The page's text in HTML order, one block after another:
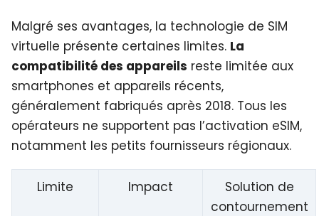
Malgré ses avantages, la technologie de SIM
virtuelle présente certaines limites. La
compatibilité des appareils reste limitée aux
smartphones et appareils récents,
généralement fabriqués après 2018. Tous les
opérateurs ne supportent pas l’activation eSIM,
notamment les petits fournisseurs régionaux.
Limite Impact
Solution de
contournement